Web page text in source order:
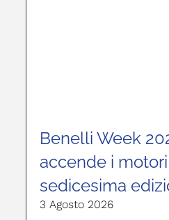
Benelli Week
accende i
sedicesima
3 Agosto 2026